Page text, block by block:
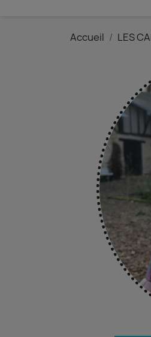
Accueil LES